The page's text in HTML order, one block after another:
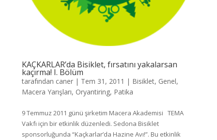
KAÇKARLAR’da Bisiklet, fırsatını yakalarsan
kaçırma! I. Bölüm
tarafından caner| Tem 31, 2011 | Bisiklet, Genel,
Macera Yarışları, Oryantiring, Patika
9 Temmuz 2011 günü şirketim Macera Akademisi TEMA
Vakfı için bir etkinlik düzenledi. Sedona Bisiklet
sponsorluğunda “Kaçkarlar’da Hazine Avı!”. Bu etkinlik